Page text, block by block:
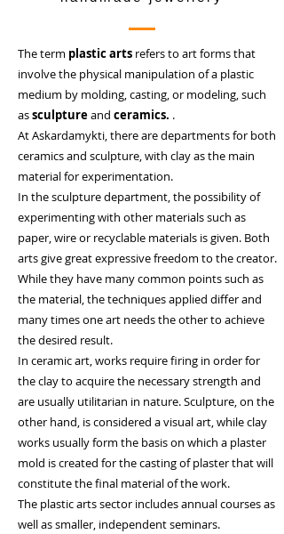
The term plastic arts refers to art forms that
involve the physical manipulation of a plastic
medium by molding, casting, or modeling, such
assculptureand ceramics. .
At Askardamykti, there are departments for both
ceramics and sculpture, with clay as the main
material for experimentation.
In the sculpture department, the possibility of
experimenting with other materials such as
paper, wire or recyclable materials is given. Both
arts give great expressive freedom to the creator.
While they have many common points such as
the material, the techniques applied differ and
many times one art needs the other to achieve
the desired result.
In ceramic art, works require firing in order for
the clay to acquire the necessary strength and
are usually utilitarian in nature. Sculpture, on the
other hand, is considered a visual art, while clay
works usually form the basis on which a plaster
mold is created for the casting of plaster that will
constitute the final material of the work.
The plastic arts sector includes annual courses as
well as smaller, independent seminars.